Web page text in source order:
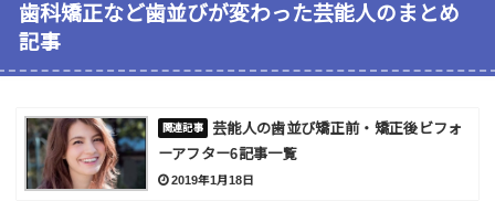
歯科矯正など歯並びが変わった芸能人のまとめ
記事
芸能人の歯並び矯正前・矯正後ビフォ
ーアフター6記事一覧
2019年1月18日